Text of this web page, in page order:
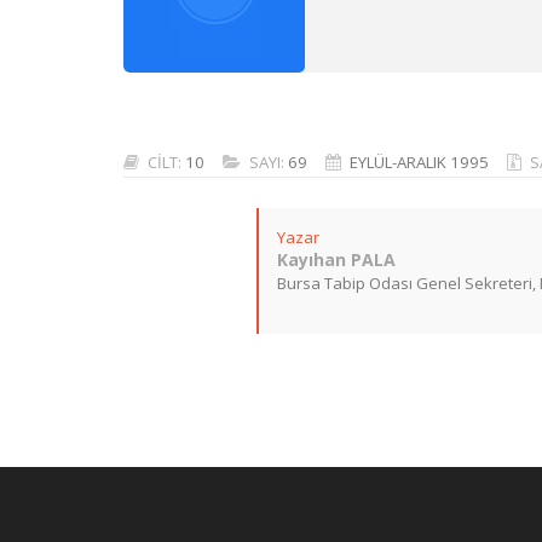
CİLT: 10 SAYI: 69 EYLÜL-ARALIK 1995
Yazar
Kayıhan PALA
Bursa Tabip Odası Genel Sekreteri,